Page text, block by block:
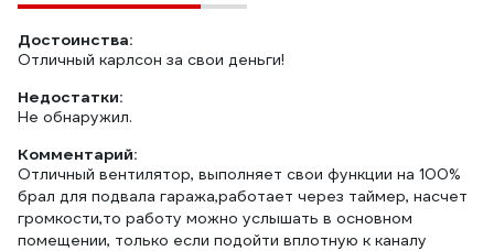
Достоинства:
Отличный карлсон за свои деньги!
Недостатки:
Не обнаружил.
Комментарий:
Отличный вентилятор, выполняет свои функции на 100%
брал для подвала гаража,работает через таймер, насчет
громкости,то работу можно услышать в основном
помещении, только если подойти вплотную к каналу